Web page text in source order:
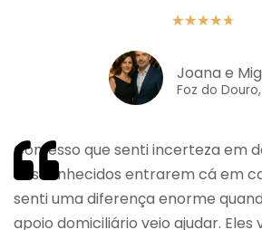
★★★★★
Joana e
Foz do
Confesso que senti incerteza em
desconhecidos entrarem cá em
senti uma diferença enorme
apoio domiciliário veio ajudar. Eles